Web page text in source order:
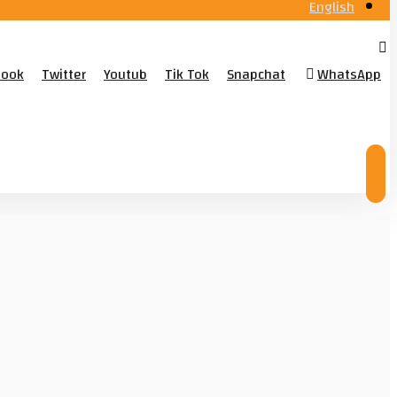
English
Twitter Youtub Tik Tok Snapchat
WhatsApp